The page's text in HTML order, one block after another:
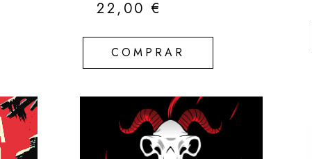
22,00€
COMPRAR